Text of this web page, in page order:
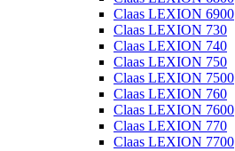
Claas LEXION 6900
Claas LEXION 730
Claas LEXION 740
Claas LEXION 750
Claas LEXION 7500
Claas LEXION 760
Claas LEXION 7600
Claas LEXION 770
Claas LEXION 7700